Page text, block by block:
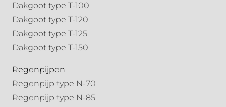
Dakgoot type T-100
Dakgoot type T-120
Dakgoot type T-125
Dakgoot type T-150
Regenpijpen
Regenpijp type N-70
Regenpijp type N-85